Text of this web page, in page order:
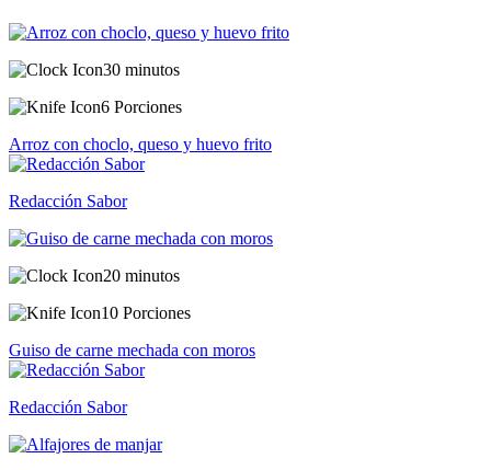
30 minutos
6 Porciones
Arroz con choclo, queso y huevo frito
Redacción Sabor
20 minutos
10 Porciones
Guiso de carne mechada con moros
Redacción Sabor